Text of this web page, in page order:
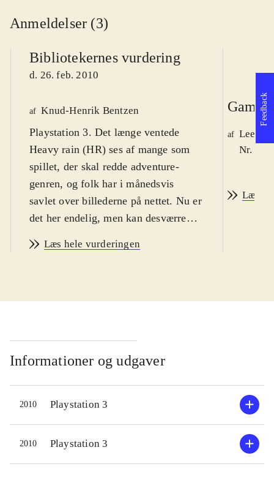
Anmeldelser (3)
Bibliotekernes vurdering
d. 26. feb. 2010
af Knud-Henrik Bentzen
Playstation 3. Det længe ventede
Heavy rain (HR) ses af mange som
spillet, der skal redde adventure-
genren, og folk har i månedsvis
savlet over billederne på nettet. Nu er
det her endelig, men kan desværre
Ikoner for vold og sprog gør sammen
HR er en psykologisk thriller hvor
personer (en arkitekt, en agent, en
journalist og en privatdetektiv). Alle
bliver de involveret i en mordgåde,
men de har hver især deres egne
baggrunde og indgange til sagen.
Spillet finder sted over kun 4 dage og
det helt unikke er, at selvom man
Læs hele vurderingen
Game
af Lee
Nr.
Læs
Informationer og udgaver
2010 Playstation 3
2010 Playstation 3
Feedback